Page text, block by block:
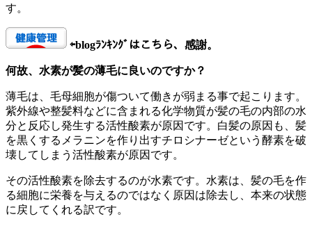
す。
⇦blogﾗﾝｷﾝｸﾞはこちら、感謝。
何故、水素が髪の薄毛に良いのですか？
薄毛は、毛母細胞が傷ついて働きが弱まる事で起こります。
紫外線や整髪料などに含まれる化学物質が髪の毛の内部の水
分と反応し発生する活性酸素が原因です。白髪の原因も、髪
を黒くするメラニンを作り出すチロシナーゼという酵素を破
壊してしまう活性酸素が原因です。
その活性酸素を除去するのが水素です。水素は、髪の毛を作
る細胞に栄養を与えるのではなく原因は除去し、本来の状態
に戻してくれる訳です。